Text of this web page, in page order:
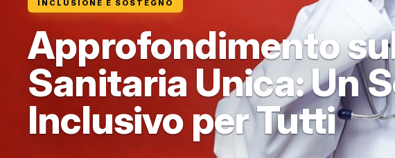
INCLUSIONE E SOSTEGNO
Approfondimento
Sanitaria Unica: Un
Inclusivo per Tutti